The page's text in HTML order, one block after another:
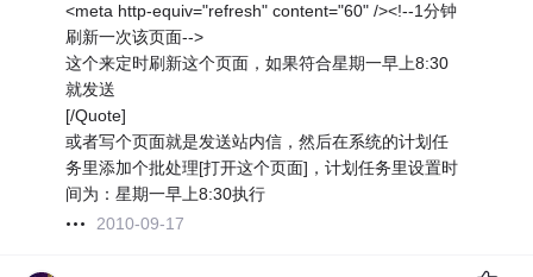
<meta http-equiv="refresh" content="60" /><!--1分钟
刷新一次该页面-->
这个来定时刷新这个页面，如果符合星期一早上8:30
就发送
[/Quote]
或者写个页面就是发送站内信，然后在系统的计划任
务里添加个批处理[打开这个页面]，计划任务里设置时
间为：星期一早上8:30执行
2010-09-17